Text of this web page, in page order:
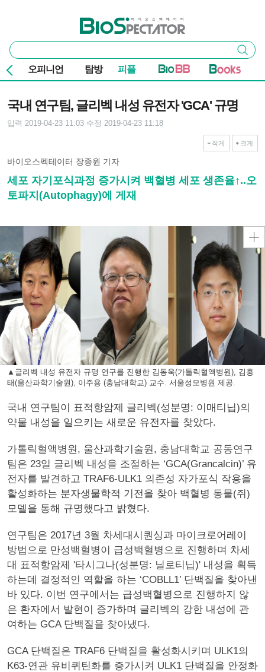
바이오스펙테이터
통
합
검
색
검색
오피니언 탐방 피플
국내 연구팀, 글리벡 내성 유전자 'GCA' 규명
입력 2019-04-23 11:03 수정 2019-04-23 11:18
작게 크게
바이오스펙테이터 장종원 기자
세포 자기포식과정 증가시켜 백혈병 세포 생존율↑..오
토파지(Autophagy)에 게재
▲글리벡 내성 유전자 규명 연구를 진행한 김동욱(가톨릭혈액병원), 김홍
태(울산과학기술원), 이주용 (충남대학교) 교수. 서울성모병원 제공.
국내 연구팀이 표적항암제 글리벡(성분명: 이매티닙)의
약물 내성을 일으키는 새로운 유전자를 찾았다.
가톨릭혈액병원, 울산과학기술원, 충남대학교 공동연구
팀은 23일 글리벡 내성을 조절하는 ‘GCA(Grancalcin)’ 유
전자를 발견하고 TRAF6-ULK1 의존성 자가포식 작용을
활성화하는 분자생물학적 기전을 찾아 백혈병 동물(쥐)
모델을 통해 규명했다고 밝혔다.
연구팀은 2017년 3월 차세대시퀀싱과 마이크로어레이
방법으로 만성백혈병이 급성백혈병으로 진행하며 차세
대 표적항암제 '타시그나(성분명: 닐로티닙)' 내성을 획득
하는데 결정적인 역할을 하는 ‘COBLL1’ 단백질을 찾아낸
바 있다. 이번 연구에서는 급성백혈병으로 진행하지 않
은 환자에서 발현이 증가하며 글리벡의 강한 내성에 관
여하는 GCA 단백질을 찾아냈다.
GCA 단백질은 TRAF6 단백질을 활성화시키며 ULK1의
K63-연관 유비퀴틴화를 증가시켜 ULK1 단백질을 안정화